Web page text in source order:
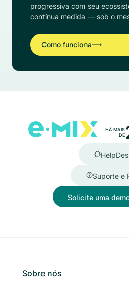
progressiva com seu
contínua medida — sob o
Como funciona
HÁ MAIS
DE
Suporte e
Solicite uma
Sobre nós